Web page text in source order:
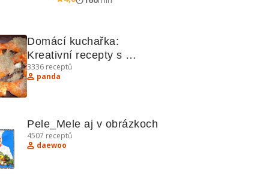
Domácí kuchařka:
Kreativní recepty s
kuřecím, sýrem a slaninou
3336 receptů
panda
Pele_Mele aj v obrázkoch
4507 receptů
daewoo